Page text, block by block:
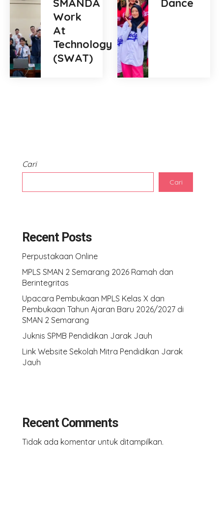
Work
At
Technology
(SWAT)
Cari
Cari
Recent Posts
Perpustakaan Online
MPLS SMAN 2 Semarang 2026 Ramah dan
Berintegritas
Upacara Pembukaan MPLS Kelas X dan
Pembukaan Tahun Ajaran Baru 2026/2027 di
SMAN 2 Semarang
Juknis SPMB Pendidikan Jarak Jauh
Link Website Sekolah Mitra Pendidikan Jarak
Jauh
Recent Comments
Tidak ada komentar untuk ditampilkan.